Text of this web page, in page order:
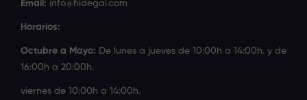
Email: info@hidegal.com
Horarios:
Octubre a Mayo: De lunes a jueves de 10:00h a 14:00h. y de
16:00h a 20:00h.
viernes de 10:00h a 14:00h.